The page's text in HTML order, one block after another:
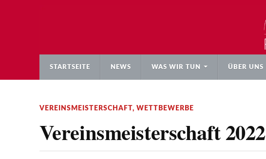
STARTSEITE NEWS WAS WIR TUN ÜBER UNS
VEREINSMEISTERSCHAFT, WETTBEWERBE
Vereinsmeisterschaft 2022